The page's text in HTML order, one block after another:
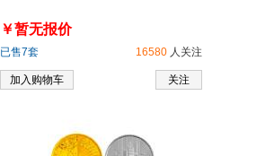
￥暂无报价
16580 人关注
已售7套
关注
加入购物车